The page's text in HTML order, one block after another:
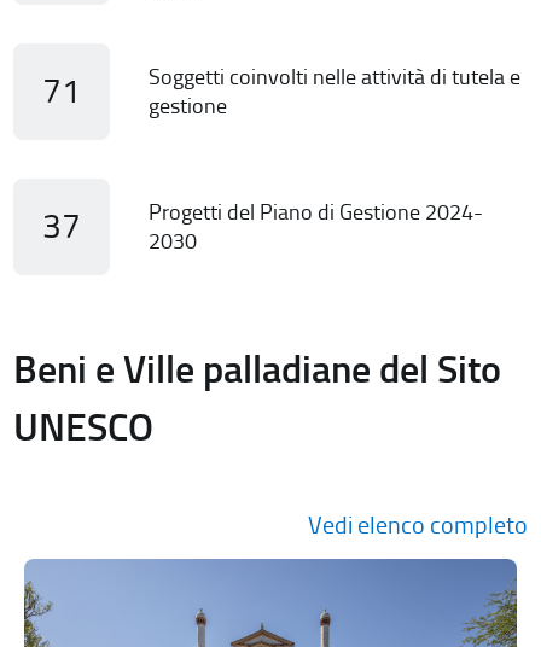
71
Soggetti coinvolti nelle attività di tutela e
gestione
37
Progetti del Piano di Gestione 2024-
2030
Beni e Ville palladiane del Sito
UNESCO
Vedi elenco completo